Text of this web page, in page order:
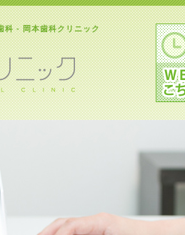
科 - 岡本歯科クリニック